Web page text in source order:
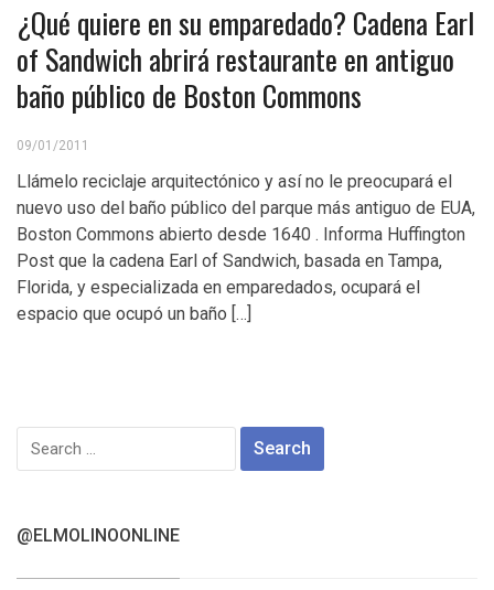
¿Qué quiere en su emparedado? Cadena Earl
of Sandwich abrirá restaurante en antiguo
baño público de Boston Commons
09/01/2011
Llámelo reciclaje arquitectónico y así no le preocupará el
nuevo uso del baño público del parque más antiguo de EUA,
Boston Commons abierto desde 1640 . Informa Huffington
Post que la cadena Earl of Sandwich, basada en Tampa,
Florida, y especializada en emparedados, ocupará el
espacio que ocupó un baño […]
Search
for:
@ELMOLINOONLINE